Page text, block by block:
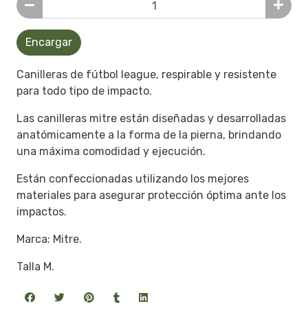
Encargar
Canilleras de fútbol league, respirable y resistente
para todo tipo de impacto.
Las canilleras mitre están diseñadas y desarrolladas
anatómicamente a la forma de la pierna, brindando
una máxima comodidad y ejecución.
Están confeccionadas utilizando los mejores
materiales para asegurar protección óptima ante los
impactos.
Marca: Mitre.
Talla M.